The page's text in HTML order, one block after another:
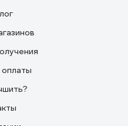
и бензу. Кстати
болты и гайки затянуты
однако) выкосил
косить к соседу.